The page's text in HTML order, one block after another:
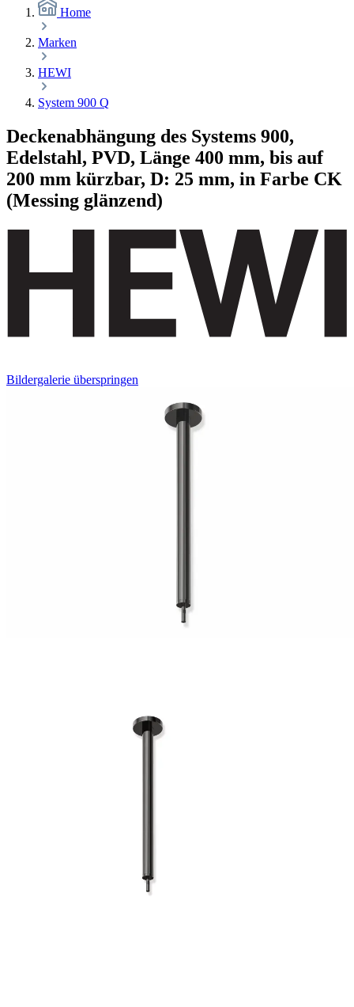
Home
Marken
HEWI
System 900 Q
Deckenabhängung des Systems 900,
Edelstahl, PVD, Länge 400 mm, bis auf
200 mm kürzbar, D: 25 mm, in Farbe CK
(Messing glänzend)
Bildergalerie überspringen